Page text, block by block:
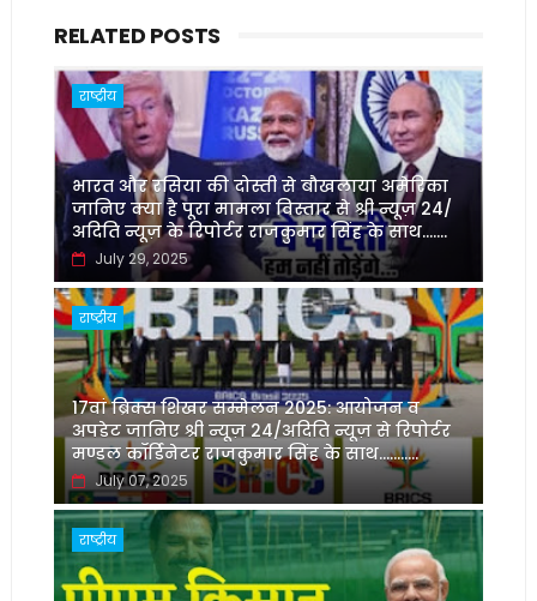
RELATED POSTS
राष्ट्रीय
भारत और रसिया की दोस्ती से बौखलाया अमेरिका
जानिए क्या है पूरा मामला विस्तार से श्री न्यूज़ 24/
अदिति न्यूज़ के रिपोर्टर राजकुमार सिंह के साथ.......
July 29, 2025
राष्ट्रीय
17वां ब्रिक्स शिखर सम्मेलन 2025: आयोजन व
अपडेट जानिए श्री न्यूज़ 24/अदिति न्यूज़ से रिपोर्टर
मण्डल कॉर्डिनेटर राजकुमार सिंह के साथ...........
July 07, 2025
राष्ट्रीय